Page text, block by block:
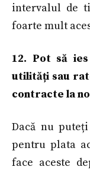
intervalul de
foarte mult
12. Pot să
utilități sau
contracte la
Dacă nu
pentru plata
face aceste